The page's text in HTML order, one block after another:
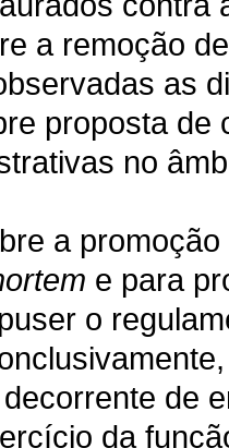
a remoção
as
proposta de
no
a
e para
o
de
da